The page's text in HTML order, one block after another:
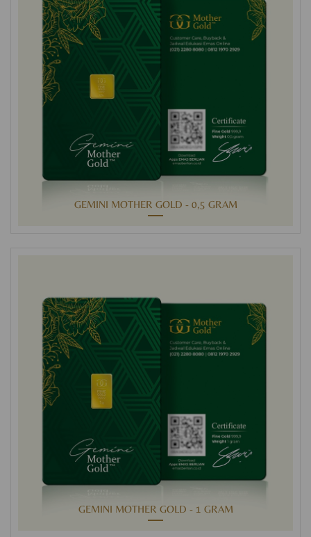
GEMINI MOTHER GOLD - 0,5 GRAM
GEMINI MOTHER GOLD - 1 GRAM